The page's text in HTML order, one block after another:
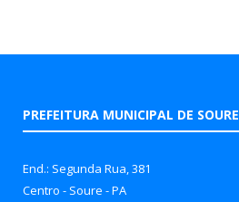
PREFEITURA MUNICIPAL DE SOURE
End.: Segunda Rua, 381
Centro - Soure - PA